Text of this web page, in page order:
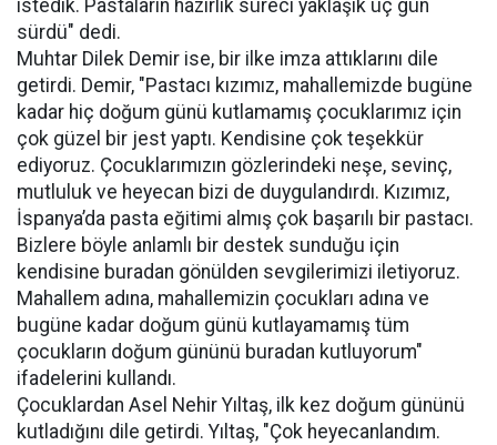
istedik. Pastaların hazırlık süreci yaklaşık üç gün
sürdü" dedi.
Muhtar Dilek Demir ise, bir ilke imza attıklarını dile
getirdi. Demir, "Pastacı kızımız, mahallemizde bugüne
kadar hiç doğum günü kutlamamış çocuklarımız için
çok güzel bir jest yaptı. Kendisine çok teşekkür
ediyoruz. Çocuklarımızın gözlerindeki neşe, sevinç,
mutluluk ve heyecan bizi de duygulandırdı. Kızımız,
İspanya’da pasta eğitimi almış çok başarılı bir pastacı.
Bizlere böyle anlamlı bir destek sunduğu için
kendisine buradan gönülden sevgilerimizi iletiyoruz.
Mahallem adına, mahallemizin çocukları adına ve
bugüne kadar doğum günü kutlayamamış tüm
çocukların doğum gününü buradan kutluyorum"
ifadelerini kullandı.
Çocuklardan Asel Nehir Yıltaş, ilk kez doğum gününü
kutladığını dile getirdi. Yıltaş, "Çok heyecanlandım.